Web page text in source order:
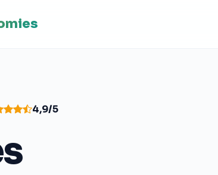
4,9/5